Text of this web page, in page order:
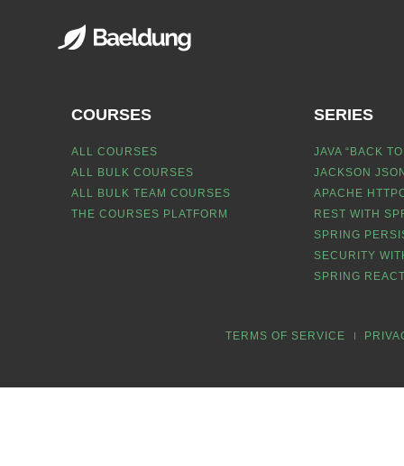
COURSES
ALL COURSES
ALL BULK COURSES
ALL BULK TEAM COURSES
THE COURSES PLATFORM
SERIES
JAVA “BACK
JACKSON
APACHE
REST WITH
SPRING
SECURITY
SPRING
TERMS OF SERVICE